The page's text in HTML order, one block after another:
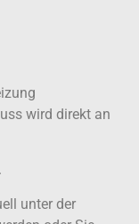
wird direkt an
unter der